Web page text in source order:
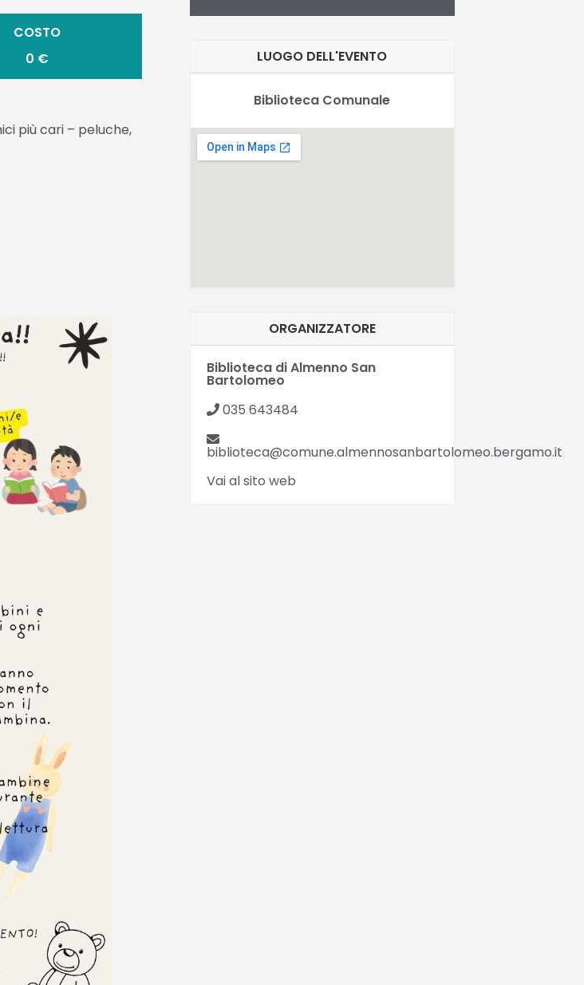
COSTO
0 €
più cari – peluche,
LUOGO DELL'EVENTO
Biblioteca Comunale
ORGANIZZATORE
Biblioteca di Almenno San
Bartolomeo
035 643484
biblioteca@comune.almennosanbartolomeo.bergamo.it
Vai al sito web